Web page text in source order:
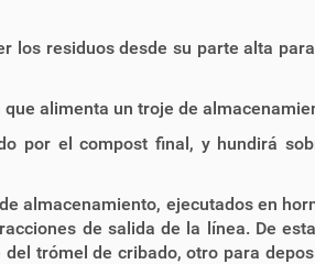
los residuos desde su parte alta
alimenta un troje de
por el compost final, y hundirá
almacenamiento, ejecutados en
de salida de la línea. De
trómel de cribado, otro para